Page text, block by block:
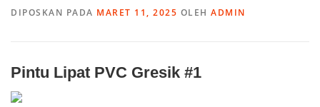
DIPOSKAN PADA MARET 11, 2025 OLEH ADMIN
Pintu Lipat PVC Gresik #1